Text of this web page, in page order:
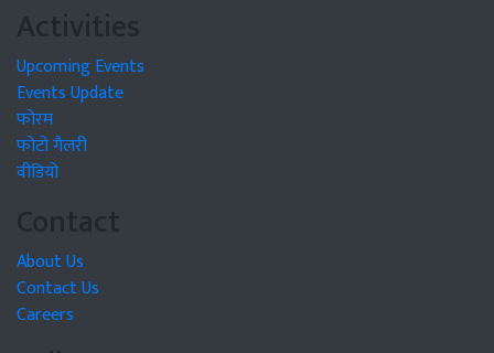
Activities
Upcoming Events
Events Update
फोरम
फोटो गैलरी
वीडियो
Contact
About Us
Contact Us
Careers